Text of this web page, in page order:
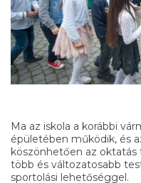
Ma az iskola a korábbi
épületében működik, és
köszönhetően az
több és változatosabb
sportolási lehetőséggel.